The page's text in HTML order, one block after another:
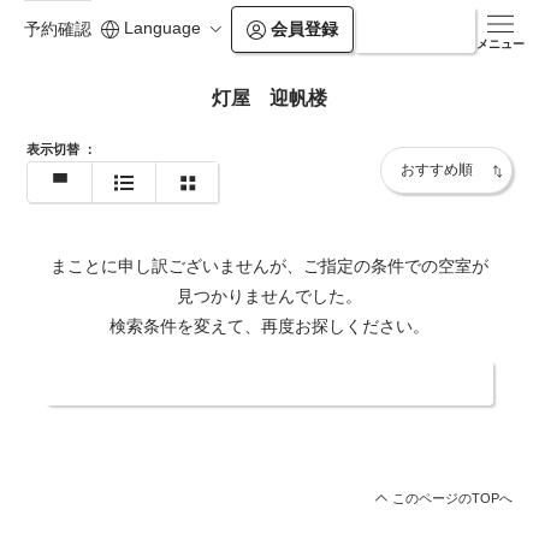
予約確認 Language 会員登録
メニュー
灯屋 迎帆楼
表示切替 ：
まことに申し訳ございませんが、ご指定の条件での空室が
見つかりませんでした。
検索条件を変えて、再度お探しください。
このページのTOPへ